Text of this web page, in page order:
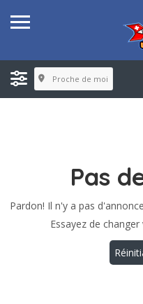
Proche de moi
Pas
Pardon! Il n'y a pas
Essayez de